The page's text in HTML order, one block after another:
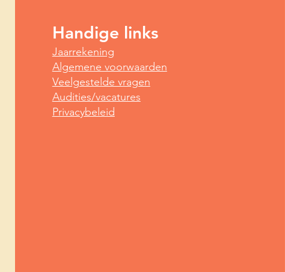
Yoga voor vroege vogels
Handige links
Jaarrekening
Algemene voorwaarden
Veelgestelde vragen
Audities/vacatures
Privacybeleid